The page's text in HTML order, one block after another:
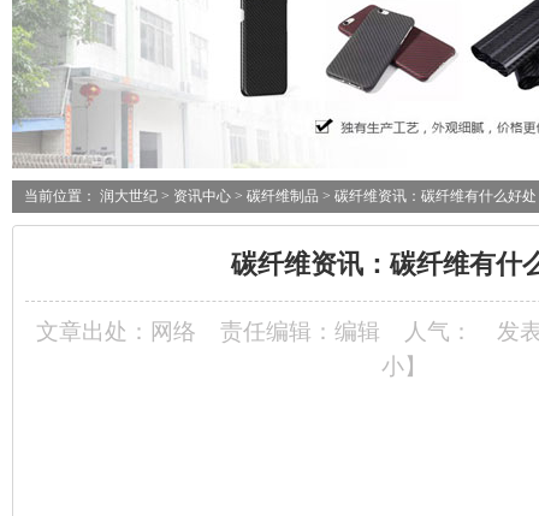
当前位置： 润大世纪 > 资讯中心 > 碳纤维制品 > 碳纤维资讯：碳纤维有什么好处
碳纤维资讯：碳纤维有什
文章出处：网络 责任编辑：编辑 人气：
发
小】